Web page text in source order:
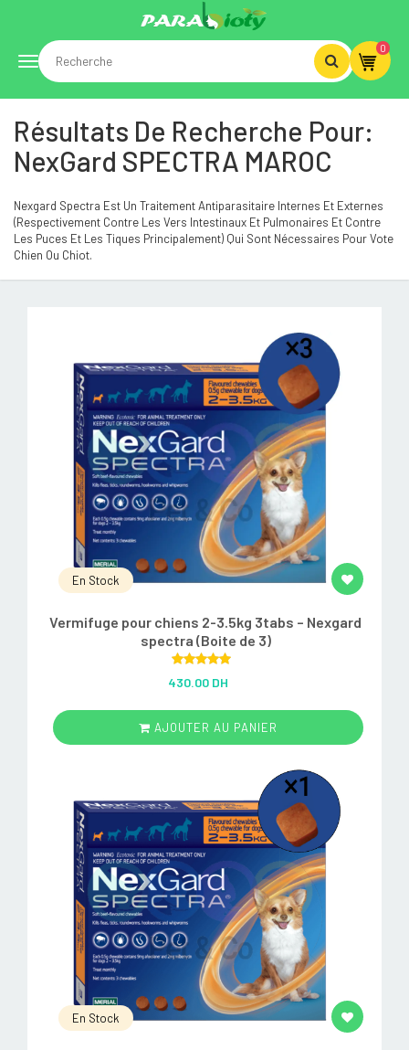
Toggle
navigation
0
Résultats De Recherche Pour:
NexGard SPECTRA MAROC
Nexgard Spectra Est Un Traitement Antiparasitaire Internes Et Externes
(respectivement Contre Les Vers Intestinaux Et Pulmonaires Et Contre
Les Puces Et Les Tiques Principalement) Qui Sont Nécessaires Pour Vote
Chien Ou Chiot.
En Stock
Vermifuge pour chiens 2-3.5kg 3tabs – Nexgard
spectra (Boite de 3)
out of 5
430.00 DH
AJOUTER AU PANIER
En Stock